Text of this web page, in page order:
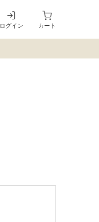
ログイン カート